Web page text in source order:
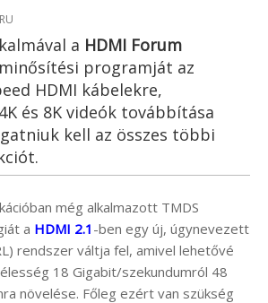
a HDMI Forum
programját az
HDMI kábelekre,
és 8K videók továbbítása
kell az összes többi
még alkalmazott TMDS
a HDMI 2.1 -ben egy új, úgynevezett
rendszer váltja fel, amivel lehetővé
18 Gigabit/szekundumról 48
növelése. Főleg ezért van szükség